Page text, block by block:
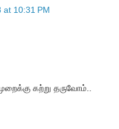
at 10:31 PM
கற்று தருவோம்..